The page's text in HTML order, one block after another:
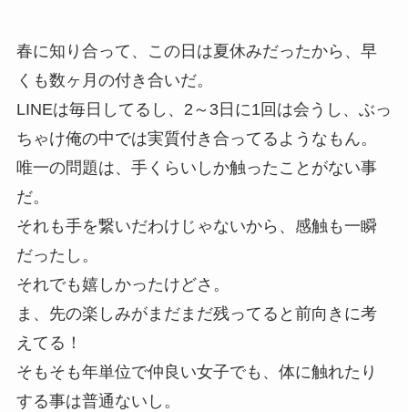
春に知り合って、この日は夏休みだったから、早
くも数ヶ月の付き合いだ。
LINEは毎日してるし、2～3日に1回は会うし、ぶっ
ちゃけ俺の中では実質付き合ってるようなもん。
唯一の問題は、手くらいしか触ったことがない事
だ。
それも手を繋いだわけじゃないから、感触も一瞬
だったし。
それでも嬉しかったけどさ。
ま、先の楽しみがまだまだ残ってると前向きに考
えてる！
そもそも年単位で仲良い女子でも、体に触れたり
する事は普通ないし。